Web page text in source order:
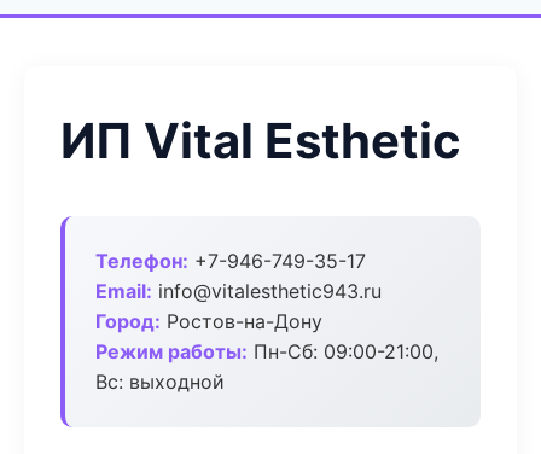
ИП Vital Esthetic
Телефон: +7-946-749-35-17
Email: info@vitalesthetic943.ru
Город: Ростов-на-Дону
Режим работы: Пн-Сб: 09:00-21:00,
Вс: выходной